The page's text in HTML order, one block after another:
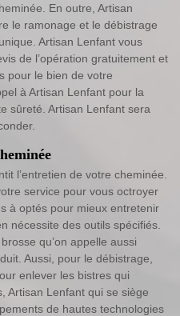
En outre, Artisan
le ramonage et le débistrage
Artisan Lenfant vous
de l’opération gratuitement et
pour le bien de votre
à Artisan Lenfant pour la
sûreté. Artisan Lenfant sera
l’entretien de votre cheminée.
service pour vous octroyer
à optés pour mieux entretenir
nécessite des outils spécifiés.
qu’on appelle aussi
Aussi, pour le débistrage,
enlever les bistres qui
Artisan Lenfant qui se siège
de hautes technologies